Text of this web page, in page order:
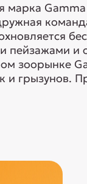
марка
пейзажами и
зоорынке
и грызунов.